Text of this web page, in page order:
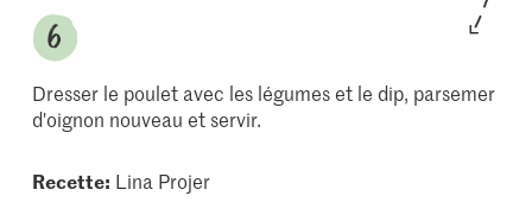
Dresser le poulet avec les légumes et le dip, parsemer
d'oignon nouveau et servir.
Recette: Lina Projer